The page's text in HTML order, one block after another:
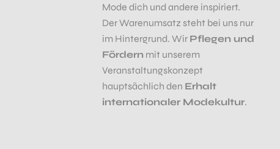
Mode dich und andere inspiriert.
Der Warenumsatz steht bei uns nur
im Hintergrund. Wir Pflegen und
Fördern mit unserem
Veranstaltungskonzept
hauptsächlich den Erhalt
internationaler Modekultur.